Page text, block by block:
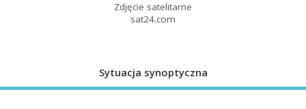
Zdjęcie satelitarne
sat24.com
Sytuacja synoptyczna